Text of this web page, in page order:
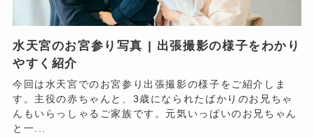
水天宮のお宮参り写真 | 出張撮影の様子をわかり
やすく紹介
今回は水天宮でのお宮参り出張撮影の様子をご紹介しま
す。主役の赤ちゃんと、3歳になられたばかりのお兄ちゃ
んもいらっしゃるご家族です。元気いっぱいのお兄ちゃん
と一...